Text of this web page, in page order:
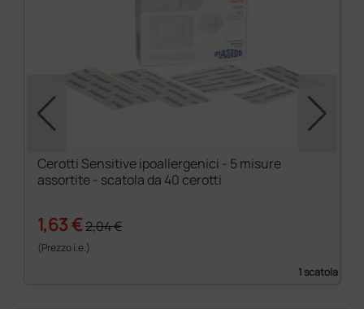
Cerotti Sensitive ipoallergenici - 5 misure
assortite - scatola da 40 cerotti
1,63 €2,04 €
(Prezzo i.e.)
1 scatola